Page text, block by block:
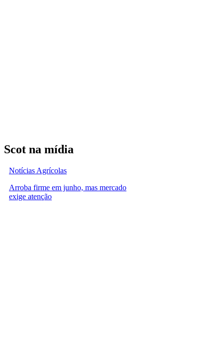
Scot na mídia
Notícias Agrícolas
Arroba firme em junho, mas mercado
exige atenção